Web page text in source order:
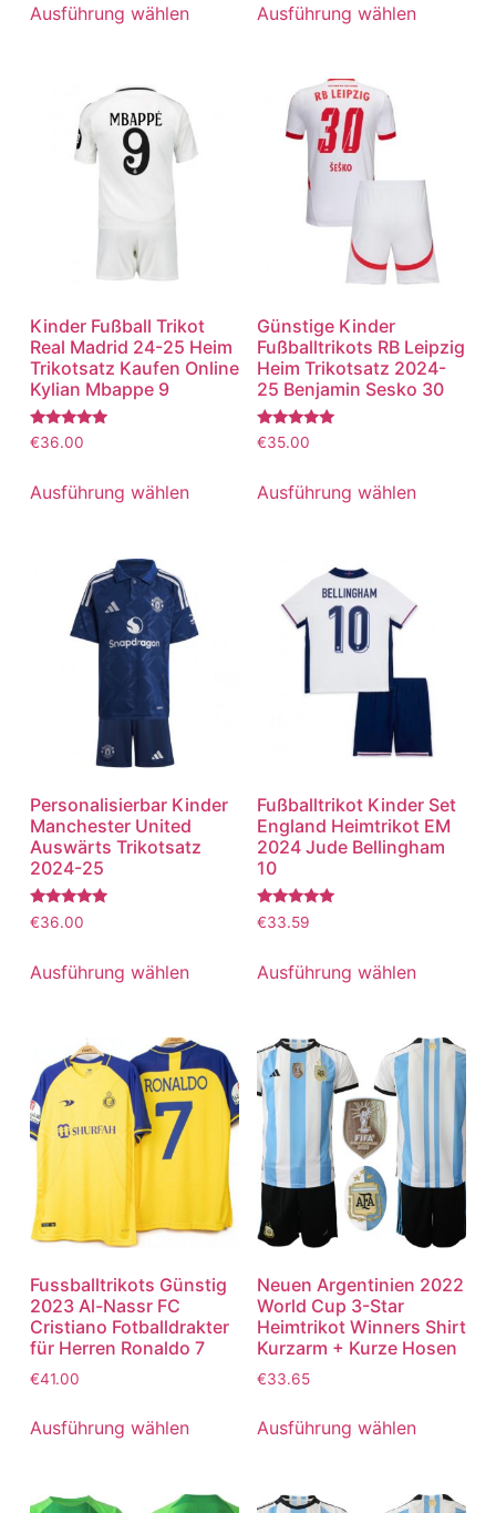
Ausführung wählen Ausführung wählen
Kinder Fußball Trikot
Real Madrid 24-25 Heim
Trikotsatz Kaufen Online
Kylian Mbappe 9
Bewertet
mit
von 5
€36.00
Ausführung wählen
Günstige Kinder
Fußballtrikots RB Leipzig
Heim Trikotsatz 2024-
25 Benjamin Sesko 30
Bewertet
mit
von 5
€35.00
Ausführung wählen
Personalisierbar Kinder
Manchester United
Auswärts Trikotsatz
2024-25
Bewertet
mit
€36.00
Ausführung wählen
Fußballtrikot Kinder Set
England Heimtrikot EM
2024 Jude Bellingham
10
Bewertet
mit
€33.59
Ausführung wählen
Fussballtrikots Günstig
2023 Al-Nassr FC
Cristiano Fotballdrakter
für Herren Ronaldo 7
€41.00
Ausführung wählen
Neuen Argentinien 2022
World Cup 3-Star
Heimtrikot Winners Shirt
Kurzarm + Kurze Hosen
€33.65
Ausführung wählen